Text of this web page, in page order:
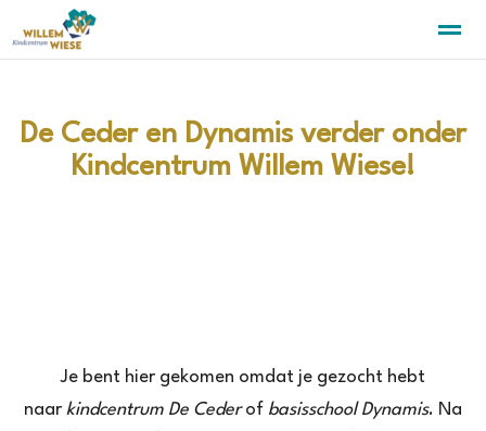
Zoeken Nieuws Agenda
De Ceder en Dynamis verder onder
Kindcentrum Willem Wiese!
Je bent hier gekomen omdat je gezocht hebt
naar kindcentrum De Cederof basisschool Dynamis. Na